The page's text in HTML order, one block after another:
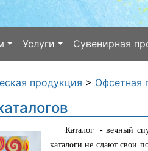
Услуги Сувенирная
продукция > Офсетная
Каталог - вечный
каталоги не сдают свои